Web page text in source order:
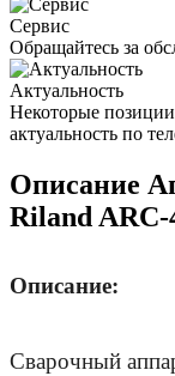
Сервис
Обращайтесь за
Актуальность
Некоторые
актуальность по
Описание
Riland
Описание:
Сварочный